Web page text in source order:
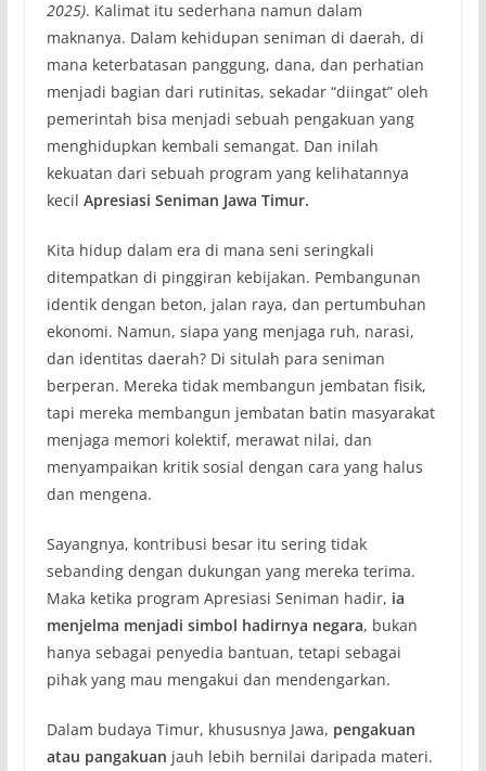
2025). Kalimat itu sederhana namun dalam
maknanya. Dalam kehidupan seniman di daerah, di
mana keterbatasan panggung, dana, dan perhatian
menjadi bagian dari rutinitas, sekadar “diingat” oleh
pemerintah bisa menjadi sebuah pengakuan yang
menghidupkan kembali semangat. Dan inilah
kekuatan dari sebuah program yang kelihatannya
kecil Apresiasi Seniman Jawa Timur.
Kita hidup dalam era di mana seni seringkali
ditempatkan di pinggiran kebijakan. Pembangunan
identik dengan beton, jalan raya, dan pertumbuhan
ekonomi. Namun, siapa yang menjaga ruh, narasi,
dan identitas daerah? Di situlah para seniman
berperan. Mereka tidak membangun jembatan fisik,
tapi mereka membangun jembatan batin masyarakat
menjaga memori kolektif, merawat nilai, dan
menyampaikan kritik sosial dengan cara yang halus
dan mengena.
Sayangnya, kontribusi besar itu sering tidak
sebanding dengan dukungan yang mereka terima.
Maka ketika program Apresiasi Seniman hadir, ia
menjelma menjadi simbol hadirnya negara, bukan
hanya sebagai penyedia bantuan, tetapi sebagai
pihak yang mau mengakui dan mendengarkan.
Dalam budaya Timur, khususnya Jawa, pengakuan
atau pangakuan jauh lebih bernilai daripada materi.